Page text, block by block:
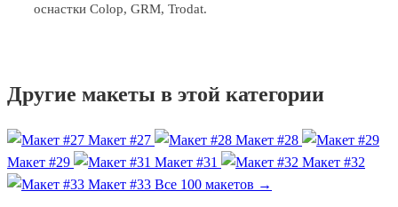
оснастки Colop, GRM, Trodat.
Другие макеты в этой категории
Макет #27
Макет #28
Макет #29
Макет #31
Макет #32
Макет #33 Все 100 макетов →